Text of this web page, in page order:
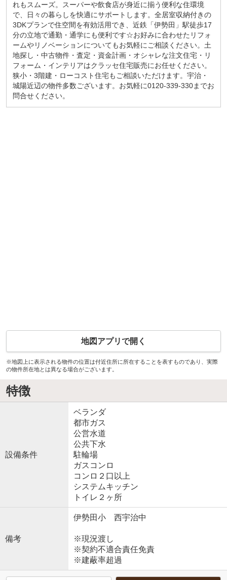
れもスムーズ。スーパーや飲食店が身近に揃う便利な住環境
で、日々の暮らしを快適にサポートします。全居室収納付きの
3DKプランで住空間を有効活用でき、近鉄「伊勢田」駅徒歩17
分の立地で通勤・通学にも便利です☆お好みに合わせたリフォ
ームやリノベーションについてもお気軽にご相談ください。土
地探し・中古物件・査定・資金計画・オシャレな注文住宅・リ
フォーム・インテリアはクラッセ住宅販売にお任せください。
狭小・3階建・ローコスト住宅もご相談いただけます。宇治・
城陽近辺の物件多数ございます。お気軽に0120-339-330までお
問合せください。
地図アプリで開く
※地図上に表示される物件の位置は付近住所に所在することを表すものであり、実際
の物件所在地とは異なる場合がございます。
特徴
設備条件
ベランダ
都市ガス
公営水道
公共下水
駐輪場
ガスコンロ
コンロ２口以上
システムキッチン
トイレ２ヶ所
備考
伊勢田小 西宇治中
※現況渡し
※契約不適合責任免責
※建蔽率超過